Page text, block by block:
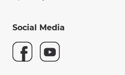
Social Media